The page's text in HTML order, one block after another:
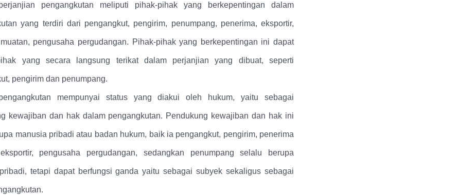
pengangkutan meliputi pihak-pihak yang berkepentingan dalam
yang terdiri dari pengangkut, pengirim, penumpang, penerima, eksportir,
pengusaha pergudangan. Pihak-pihak yang berkepentingan ini dapat
yang secara langsung terikat dalam perjanjian yang dibuat, seperti
pengirim dan penumpang.
mempunyai status yang diakui oleh hukum, yaitu sebagai
kewajiban dan hak dalam pengangkutan. Pendukung kewajiban dan hak ini
manusia pribadi atau badan hukum, baik ia pengangkut, pengirim, penerima
pengusaha pergudangan, sedangkan penumpang selalu berupa
tetapi dapat berfungsi ganda yaitu sebagai subyek sekaligus sebagai